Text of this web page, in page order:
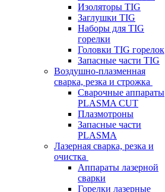
Изоляторы TIG
Заглушки TIG
Наборы для TIG
горелки
Головки TIG горелок
Запасные части TIG
Воздушно-плазменная
сварка, резка и строжка
Сварочные аппараты
PLASMA CUT
Плазмотроны
Запасные части
PLASMA
Лазерная сварка, резка и
очистка
Аппараты лазерной
сварки
Горелки лазерные